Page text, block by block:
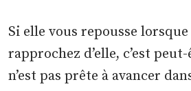
Si elle vous repousse
rapprochez d’elle, c’est
n’est pas prête à avancer